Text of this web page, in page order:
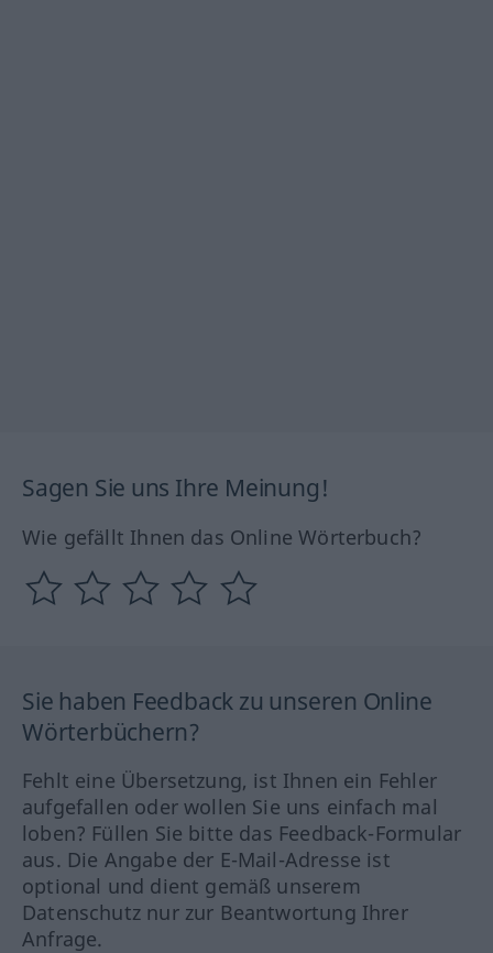
Sagen Sie uns Ihre Meinung!
Wie gefällt Ihnen das Online Wörterbuch?
Sie haben Feedback zu unseren Online
Wörterbüchern?
Fehlt eine Übersetzung, ist Ihnen ein Fehler
aufgefallen oder wollen Sie uns einfach mal
loben? Füllen Sie bitte das Feedback-Formular
aus. Die Angabe der E-Mail-Adresse ist
optional und dient gemäß unserem
Datenschutz nur zur Beantwortung Ihrer
Anfrage.